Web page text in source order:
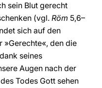
sein Blut gerecht
(vgl.Röm 5,6–
sich auf den
»Gerechte«, den die
seines
Augen nach der
Todes Gott sehen